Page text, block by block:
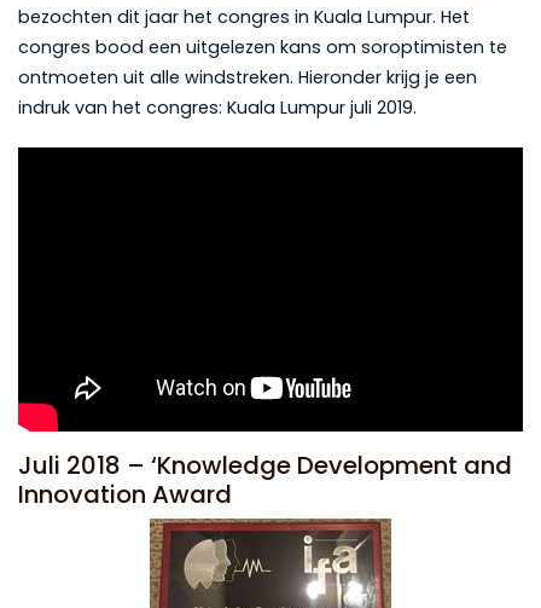
bezochten dit jaar het congres in Kuala Lumpur. Het
congres bood een uitgelezen kans om soroptimisten te
ontmoeten uit alle windstreken. Hieronder krijg je een
indruk van het congres: Kuala Lumpur juli 2019.
Juli 2018 – ‘Knowledge Development and
Innovation Award